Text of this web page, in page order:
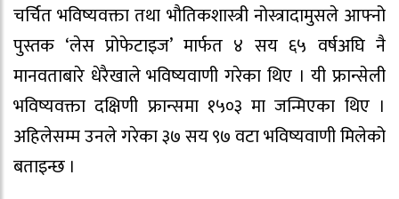
चर्चित भविष्यवक्ता तथा भौतिकशास्त्री नोस्त्रादामुसले आफ्नो
पुस्तक ‘लेस प्रोफेटाइज’ मार्फत ४ सय ६५ वर्षअघि नै
मानवताबारे धेरैखाले भविष्यवाणी गरेका थिए । यी फ्रान्सेली
भविष्यवक्ता दक्षिणी फ्रान्समा १५०३ मा जन्मिएका थिए ।
अहिलेसम्म उनले गरेका ३७ सय ९७ वटा भविष्यवाणी मिलेको
बताइन्छ ।